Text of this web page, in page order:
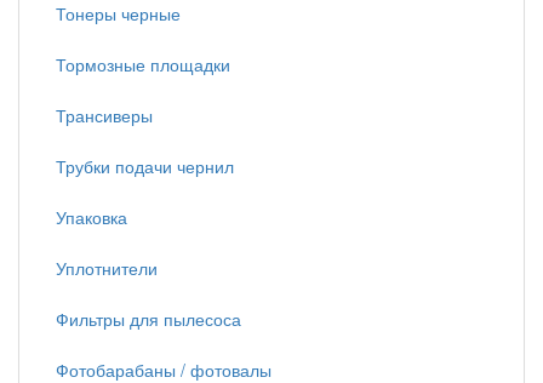
Тонеры черные
Тормозные площадки
Трансиверы
Трубки подачи чернил
Упаковка
Уплотнители
Фильтры для пылесоса
Фотобарабаны / фотовалы